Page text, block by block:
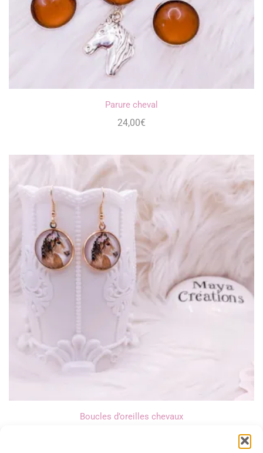
Parure cheval
24,00€
Boucles d’oreilles chevaux